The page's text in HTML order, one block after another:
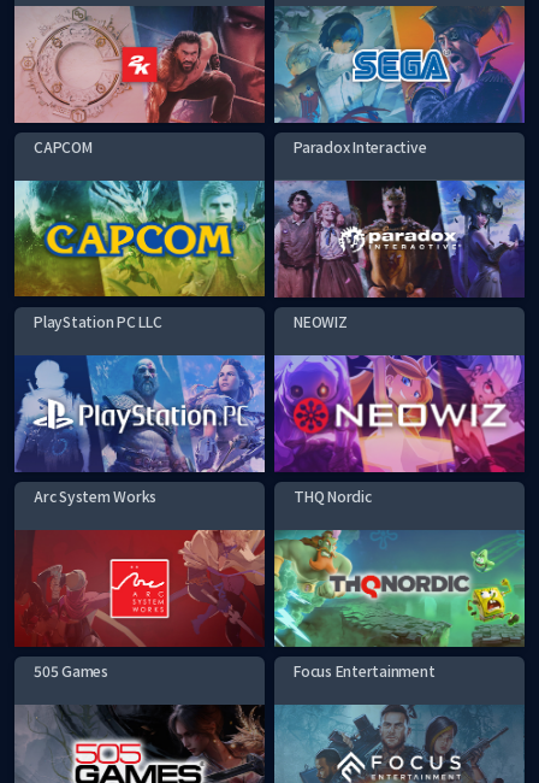
CAPCOM Paradox Interactive
PlayStation PC LLC NEOWIZ
Arc System Works THQ Nordic
505 Games Focus Entertainment